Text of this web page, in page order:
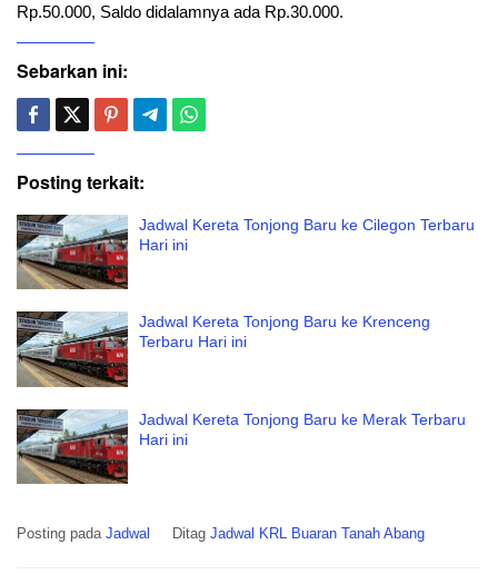
Rp.50.000, Saldo didalamnya ada Rp.30.000.
Sebarkan ini:
Posting terkait:
Jadwal Kereta Tonjong Baru ke Cilegon Terbaru
Hari ini
Jadwal Kereta Tonjong Baru ke Krenceng
Terbaru Hari ini
Jadwal Kereta Tonjong Baru ke Merak Terbaru
Hari ini
Posting pada Jadwal Ditag Jadwal KRL Buaran Tanah Abang